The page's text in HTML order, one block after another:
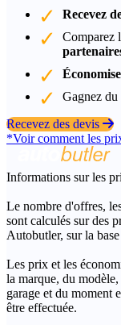
Recevez
Comparez
Gagnez
Recevez des devis
*Voir comment les
Informations sur les
Le nombre d'offres,
sont calculés sur des
Autobutler, sur la
Les prix et les
la marque, du
garage et du moment
être effectuée.